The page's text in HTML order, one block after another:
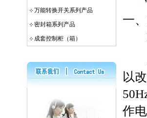
万能转换开关系列产品
密封箱系列产品
成套控制柜（箱）
一
以
作